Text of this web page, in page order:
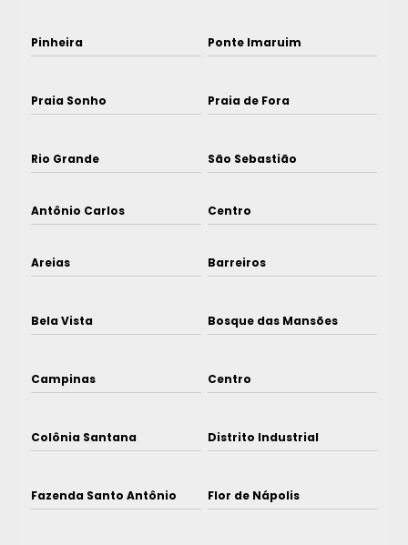
Pinheira Ponte Imaruim
Praia Sonho Praia de Fora
Rio Grande São Sebastião
Antônio Carlos Centro
Areias Barreiros
Bela Vista Bosque das Mansões
Campinas Centro
Colônia Santana Distrito Industrial
Fazenda Santo Antônio Flor de Nápolis